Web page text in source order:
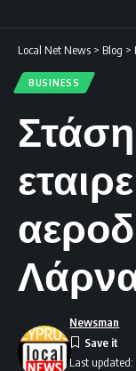
Local Net News > Blog >
BUSINESS
Last updated:
Newsman